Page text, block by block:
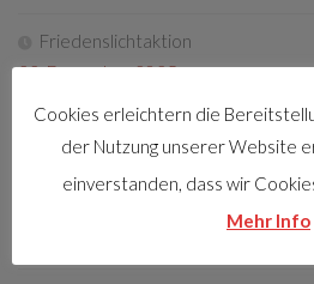
Friedenslichtaktion
22. Dezember 2025
Tag der offenen Tür 2025
4. Oktober 2025
Cookies erleichtern die
der Nutzung unserer Website
einverstanden, dass wir
Mehr Info